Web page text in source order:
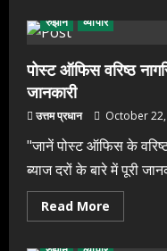
वरिष्ठ
ब्याज
दरें
में
जानकारी
रुझान व्यापार
पोस्ट ऑफिस वरिष्ठ
जानकारी
उत्तम प्रधान October
"जानें पोस्ट ऑफिस के
ब्याज दरों के बारे में पूरी
Read More
more